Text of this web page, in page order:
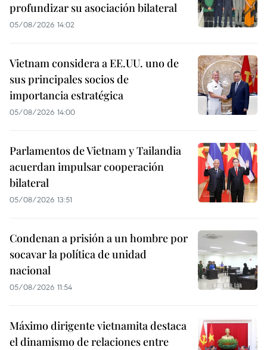
profundizar su asociación bilateral
05/08/2026 14:02
Vietnam considera a EE.UU. uno de
sus principales socios de
importancia estratégica
05/08/2026 14:00
Parlamentos de Vietnam y Tailandia
acuerdan impulsar cooperación
bilateral
05/08/2026 13:51
Condenan a prisión a un hombre por
socavar la política de unidad
nacional
05/08/2026 11:54
Máximo dirigente vietnamita destaca
el dinamismo de relaciones entre